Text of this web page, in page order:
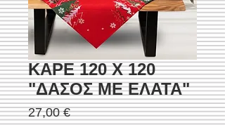
ΚΑΡΕ 120 Χ 120
"ΔΑΣΟΣ ΜΕ ΕΛΑΤΑ"
27,00 €Τιμή